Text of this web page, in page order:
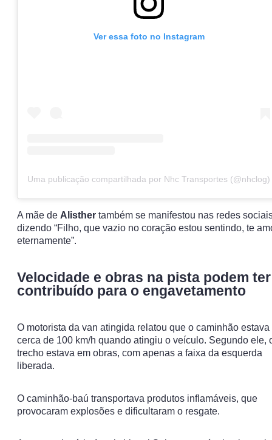
Ver essa foto no Instagram
Uma publicação compartilhada por Nhc Transportes (@nhclog)
A mãe de Alisther também se manifestou nas redes
dizendo “Filho, que vazio no coração estou sentindo, te
eternamente”.
Velocidade e obras na pista podem ter
contribuído para o engavetamento
O motorista da van atingida relatou que o caminhão estava
cerca de 100 km/h quando atingiu o veículo. Segundo ele,
trecho estava em obras, com apenas a faixa da esquerda
liberada.
O caminhão-baú transportava produtos inflamáveis, que
provocaram explosões e dificultaram o resgate.